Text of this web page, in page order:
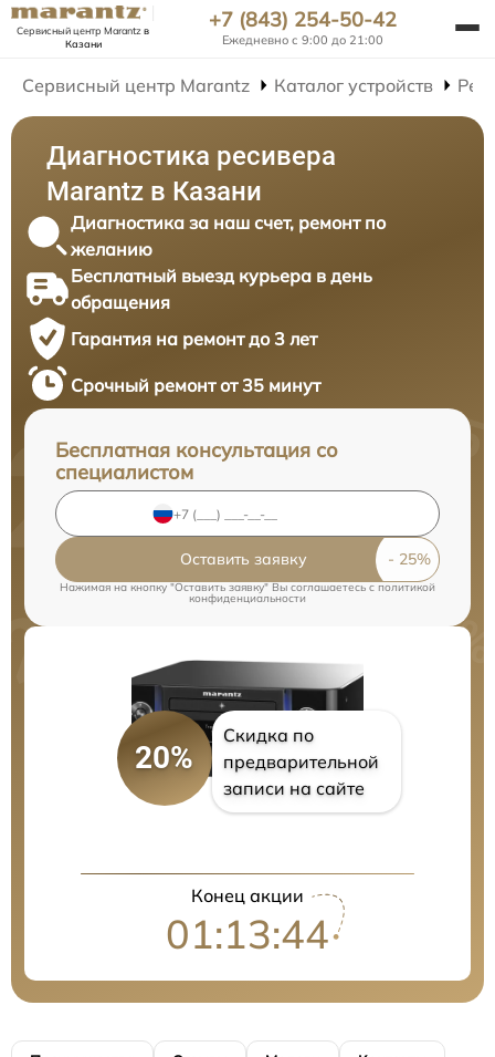
Сервисный центр Marantzв
Казани
+7 (843) 254-50-42
Ежедневно с 9:00 до 21:00
Сервисный центр Marantz Каталог устройств
Диагностика ресивера
Marantz в Казани
Диагностика за наш счет, ремонт по
желанию
Бесплатный выезд курьера в день
обращения
Гарантия на ремонт до 3 лет
Срочный ремонт от 35 минут
Бесплатная консультация со
специалистом
Оставить заявку
Нажимая на кнопку "Оставить заявку" Вы соглашаетесь c политикой
конфиденциальности
20%
Скидка по
предварительной
записи на сайте
Конец акции
01:13:43